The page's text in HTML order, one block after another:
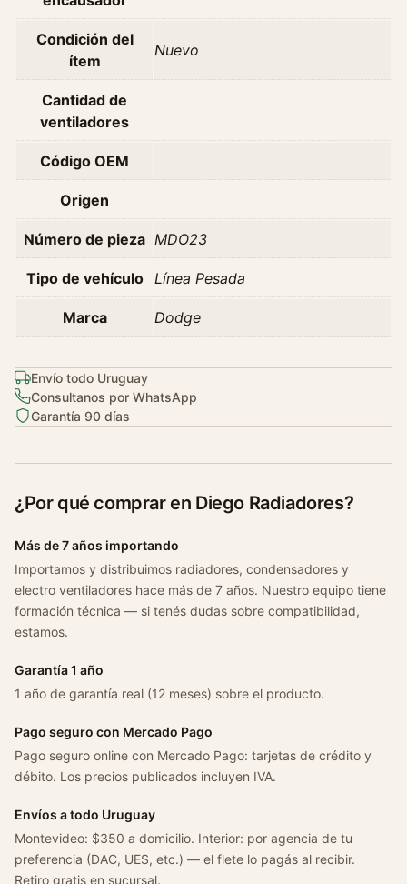
a
g
J
C
r
o
s
v
r
2
.
4
L
ñ
o
2
c
a
n
t
Condición del
ítem
Nuevo
Cantidad de
ventiladores
Código OEM
Origen
Número de pieza MDO23
Tipo de vehículo Línea Pesada
Marca Dodge
Envío todo Uruguay
Consultanos por WhatsApp
Garantía 90 días
¿Por qué comprar en Diego Radiadores?
Más de 7 años importando
Importamos y distribuimos radiadores, condensadores y
electro ventiladores hace más de 7 años. Nuestro equipo tiene
formación técnica — si tenés dudas sobre compatibilidad,
estamos.
Garantía 1 año
1 año de garantía real (12 meses) sobre el producto.
Pago seguro con Mercado Pago
Pago seguro online con Mercado Pago: tarjetas de crédito y
débito. Los precios publicados incluyen IVA.
Envíos a todo Uruguay
Montevideo: $350 a domicilio. Interior: por agencia de tu
preferencia (DAC, UES, etc.) — el flete lo pagás al recibir.
Retiro gratis en sucursal.